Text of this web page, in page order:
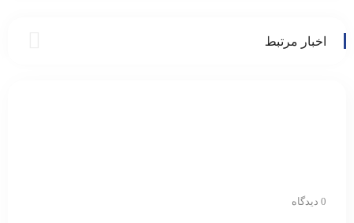
اخبار مرتبط
0 دیدگاه